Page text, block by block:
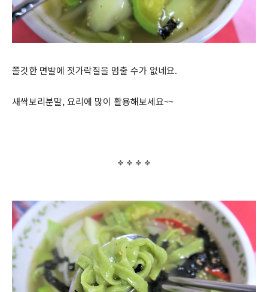
쫄깃한 면발에 젓가락질을 멈출 수가 없네요.
새싹보리분말, 요리에 많이 활용해보세요~~